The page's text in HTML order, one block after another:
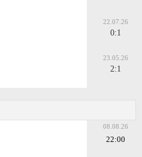
22.07.26
0:1
23.05.26
2:1
08.08.26
22:00